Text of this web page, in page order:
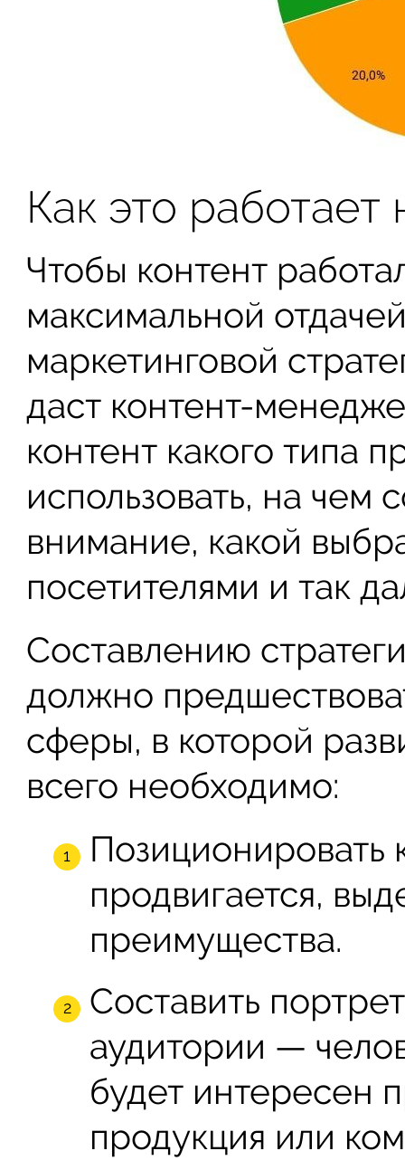
Как это работает
Чтобы контент
максимальной
маркетинговой
даст контент-
контент какого типа
использовать, на чем
внимание, какой
посетителями и так
Составлению
должно
сферы, в которой
всего необходимо:
Позиционировать
продвигается,
преимущества.
Составить
аудитории —
будет интересен
продукция или